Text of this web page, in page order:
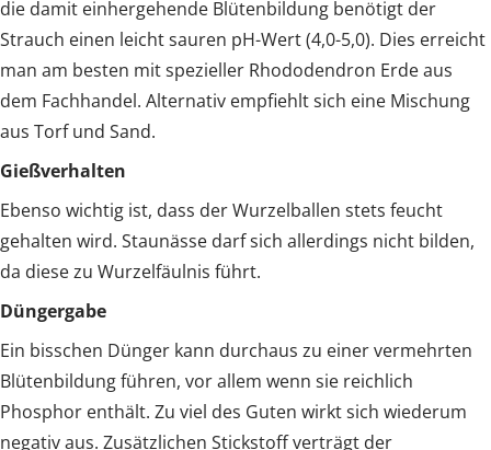
die damit einhergehende Blütenbildung benötigt der
Strauch einen leicht sauren pH-Wert (4,0-5,0). Dies erreicht
man am besten mit spezieller Rhododendron Erde aus
dem Fachhandel. Alternativ empfiehlt sich eine Mischung
aus Torf und Sand.
Gießverhalten
Ebenso wichtig ist, dass der Wurzelballen stets feucht
gehalten wird. Staunässe darf sich allerdings nicht bilden,
da diese zu Wurzelfäulnis führt.
Düngergabe
Ein bisschen Dünger kann durchaus zu einer vermehrten
Blütenbildung führen, vor allem wenn sie reichlich
Phosphor enthält. Zu viel des Guten wirkt sich wiederum
negativ aus. Zusätzlichen Stickstoff verträgt der